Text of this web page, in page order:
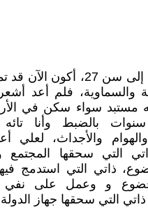
ها قد وصلت إلى سن 27،
والسماوية، فلم أعد
مستبد سواء سكن في
بالضبط وأنا تائه
والأجداث، لعلي
التي سحقها المجتمع
ذاتي التي استدمج
و وعمل على نفي
التي سحقها جهاز الدولة